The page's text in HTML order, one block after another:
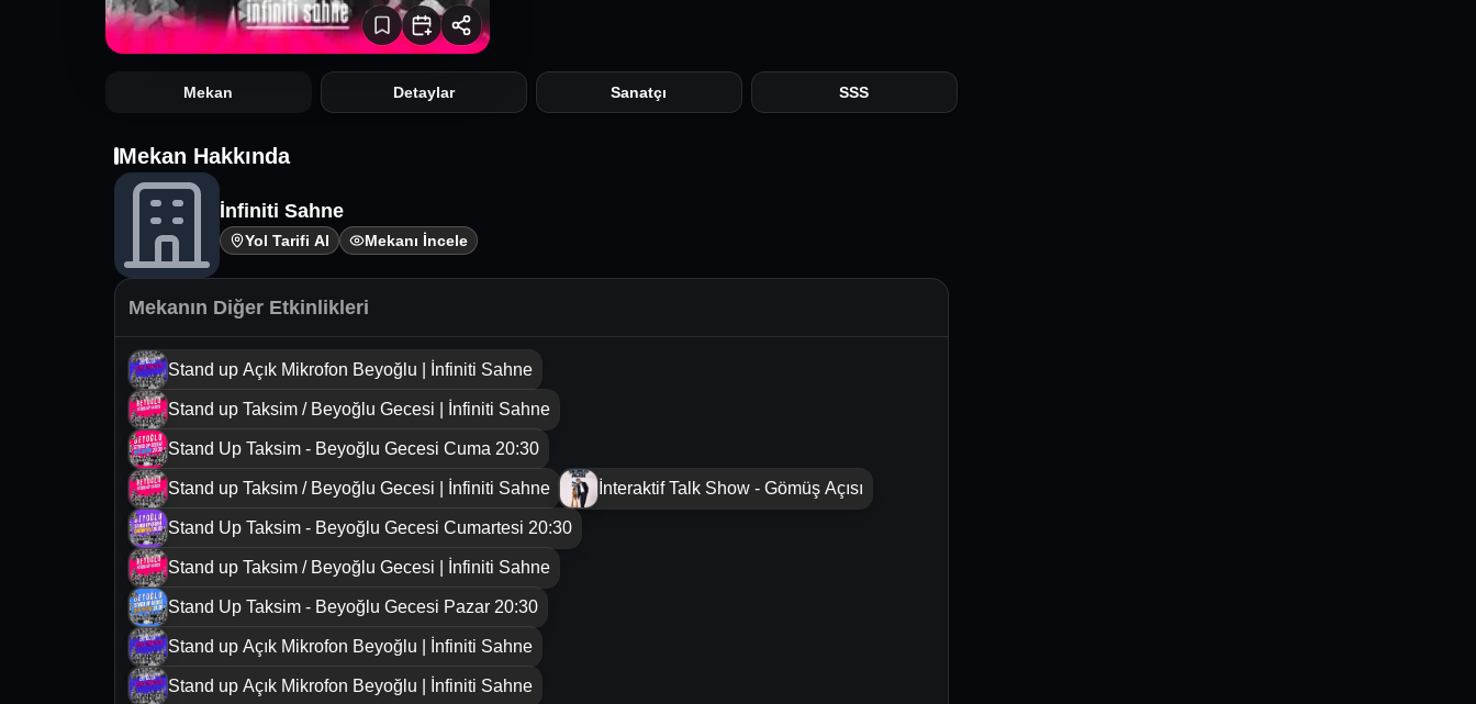
Mekan Detaylar Sanatçı SSS
Mekan Hakkında
İnfiniti Sahne
Yol Tarifi Al Mekanı İncele
Mekanın Diğer Etkinlikleri
Stand up Açık Mikrofon Beyoğlu | İnfiniti Sahne
Stand up Taksim / Beyoğlu Gecesi | İnfiniti Sahne
Stand Up Taksim - Beyoğlu Gecesi Cuma 20:30
Stand up Taksim / Beyoğlu Gecesi | İnfiniti Sahne İnteraktif Talk Show - Gömüş Açısı
Stand Up Taksim - Beyoğlu Gecesi Cumartesi 20:30
Stand up Taksim / Beyoğlu Gecesi | İnfiniti Sahne
Stand Up Taksim - Beyoğlu Gecesi Pazar 20:30
Stand up Açık Mikrofon Beyoğlu | İnfiniti Sahne
Stand up Açık Mikrofon Beyoğlu | İnfiniti Sahne